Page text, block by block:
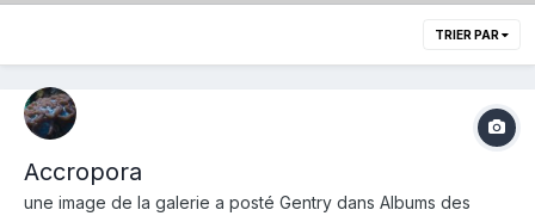
TRIER PAR
Accropora
une image de la galerie a posté Gentry dans Albums des